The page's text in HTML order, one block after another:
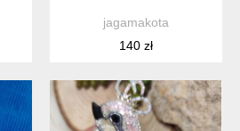
jagamakota
140 zł